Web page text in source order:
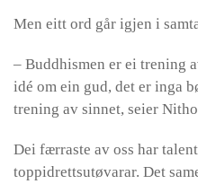
Men eitt ord går igjen i
– Buddhismen er ei trening
idé om ein gud, det er inga
trening av sinnet, seier
Dei færraste av oss har
toppidrettsutøvarar. Det